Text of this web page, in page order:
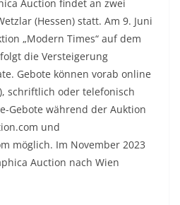
Auction findet an zwei
(Hessen) statt. Am 9. Juni
„Modern Times“ auf dem
die Versteigerung
Gebote können vorab online
schriftlich oder telefonisch
Gebote während der Auktion
und
möglich. Im November 2023
Auction nach Wien